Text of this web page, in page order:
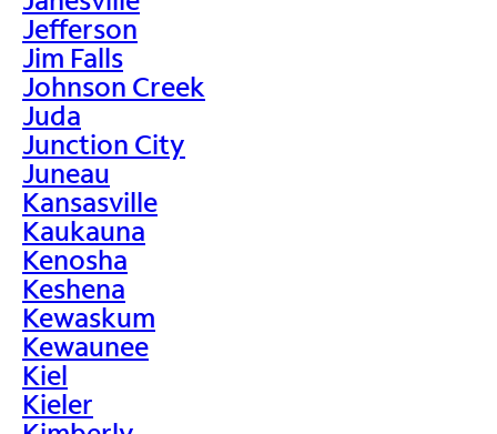
Jefferson
Jim Falls
Johnson Creek
Juda
Junction City
Juneau
Kansasville
Kaukauna
Kenosha
Keshena
Kewaskum
Kewaunee
Kiel
Kieler